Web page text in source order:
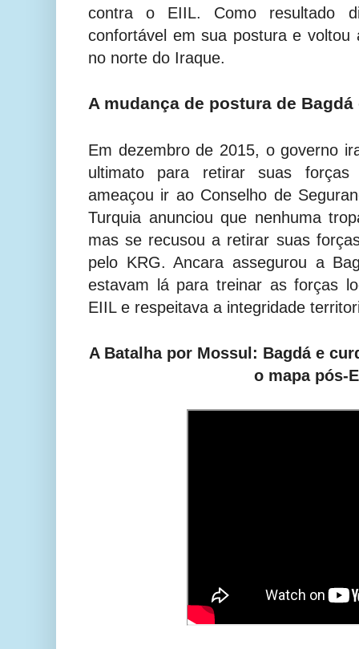
contra o EIIL. Como resultado
confortável em sua postura e
no norte do Iraque.
A mudança de postura de
Em dezembro de 2015, o governo
ultimato para retirar suas
ameaçou ir ao Conselho de
Turquia anunciou que nenhuma
mas se recusou a retirar suas
pelo KRG. Ancara assegurou a
estavam lá para treinar as forças
EIIL e respeitava a integridade
A Batalha por Mossul: Bagdá e
o mapa pós-